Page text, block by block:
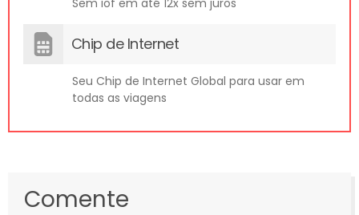
Chip de Internet
Seu Chip de Internet Global para usar em
todas as viagens
Comente